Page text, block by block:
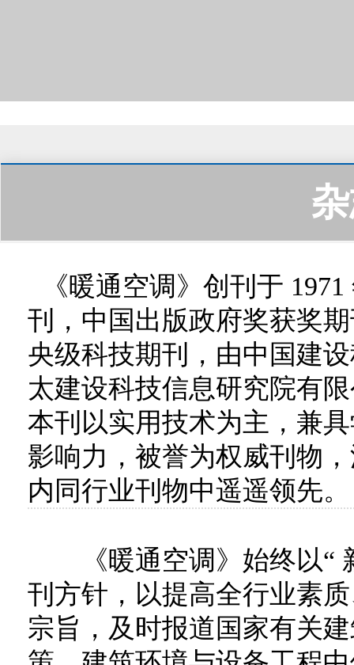
《暖通空调》创刊于
刊，中国出版政府奖获奖
央级科技期刊，由中国建
太建设科技信息研究院有
本刊以实用技术为主，兼
影响力，被誉为权威刊物
内同行业刊物中遥遥领先。
《暖通空调》始终以“
刊方针，以提高全行业素
宗旨，及时报道国家有关